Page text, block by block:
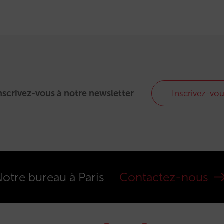
vous à notre newsletter Inscrivez-
bureau à Paris Contactez-nous